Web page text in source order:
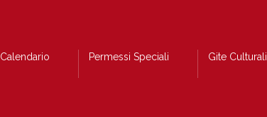
Calendario Permessi Speciali Gite Culturali